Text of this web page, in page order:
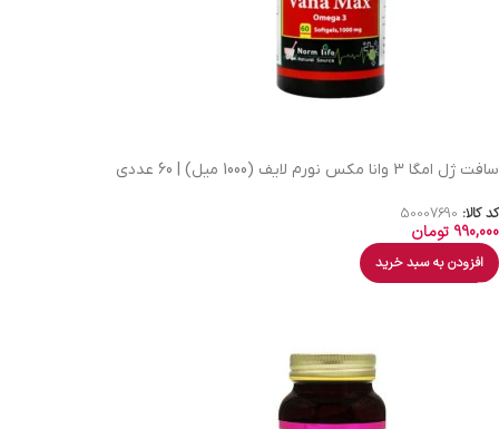
سافت ژل امگا 3 وانا مکس نورم لایف (1000 میل) | 60 عددی
کد کالا: 50007690
990,000 تومان
افزودن به سبد خرید